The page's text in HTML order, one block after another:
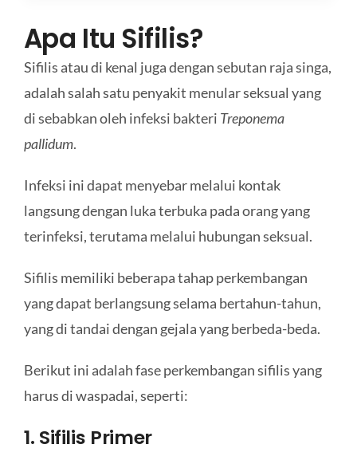
Apa Itu Sifilis?
Sifilis atau di kenal juga dengan sebutan raja singa,
adalah salah satu penyakit menular seksual yang
di sebabkan oleh infeksi bakteri Treponema
pallidum.
Infeksi ini dapat menyebar melalui kontak
langsung dengan luka terbuka pada orang yang
terinfeksi, terutama melalui hubungan seksual.
Sifilis memiliki beberapa tahap perkembangan
yang dapat berlangsung selama bertahun-tahun,
yang di tandai dengan gejala yang berbeda-beda.
Berikut ini adalah fase perkembangan sifilis yang
harus di waspadai, seperti:
1. Sifilis Primer